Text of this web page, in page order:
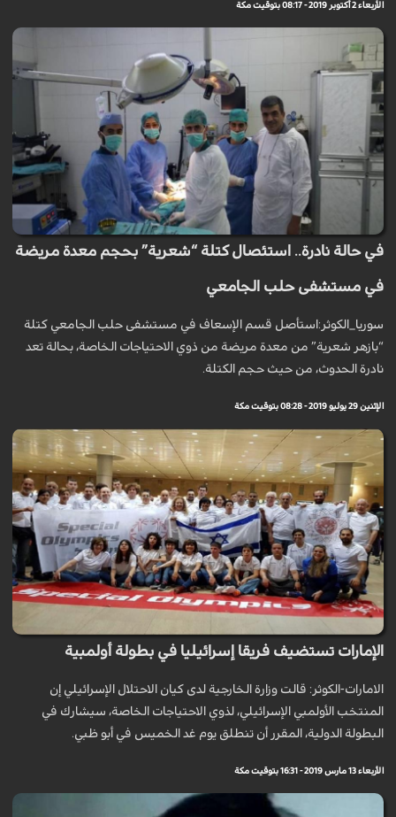
الأربعاء 2 أكتوبر 2019 - 08:17 بتوقيت مكة
في حالة نادرة.. استئصال كتلة “شعرية” بحجم معدة مريضة
في مستشفى حلب الجامعي
سوريا_الكوثر:استأصل قسم الإسعاف في مستشفى حلب الجامعي كتلة
“بازهر شعرية” من معدة مريضة من ذوي الاحتياجات الخاصة، بحالة تعد
نادرة الحدوث، من حيث حجم الكتلة.
الإثنين 29 يوليو 2019 - 08:28 بتوقيت مكة
الإمارات تستضيف فريقا إسرائيليا في بطولة أولمبية
الامارات-الكوثر: قالت وزارة الخارجية لدى كيان الاحتلال الإسرائيلي إن
المنتخب الأولمبي الإسرائيلي، لذوي الاحتياجات الخاصة، سيشارك في
البطولة الدولية، المقرر أن تنطلق يوم غد الخميس في أبو ظبي.
الأربعاء 13 مارس 2019 - 16:31 بتوقيت مكة